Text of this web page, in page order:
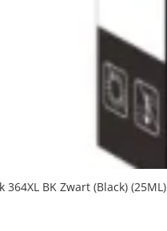
BK Zwart (Black) (25ML)